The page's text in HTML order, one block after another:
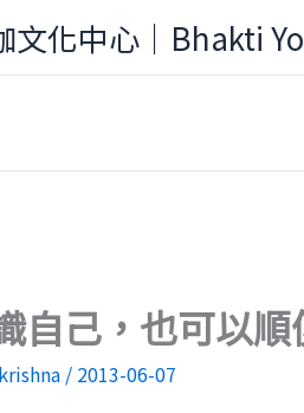
文化中心｜Bhakti
自己，也可以
krishna / 2013-06-07